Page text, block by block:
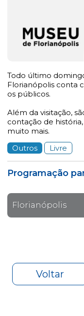
Todo último
Florianópolis conta
os públicos.
Além da visitação,
contação de
muito mais.
Outros
Livre
Programação
Florianópolis
Voltar